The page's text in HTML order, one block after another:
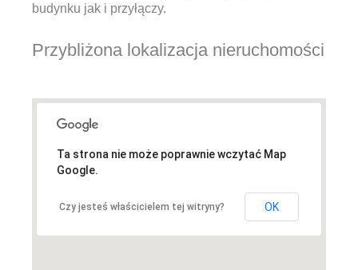
budynku jak i przyłączy.
Przybliżona lokalizacja nieruchomości
Ta strona nie może poprawnie wczytać Map
Google.
Czy jesteś właścicielem tej witryny? OK